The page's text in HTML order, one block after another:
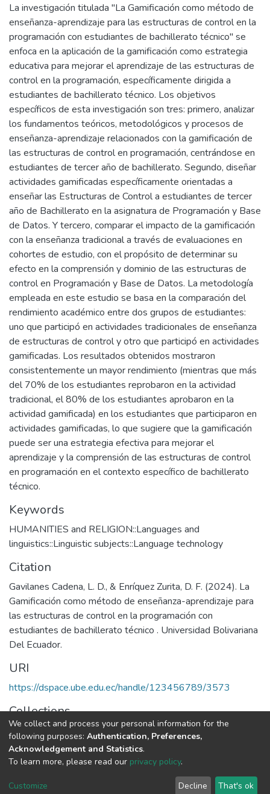
La investigación titulada "La Gamificación como método de
enseñanza-aprendizaje para las estructuras de control en la
programación con estudiantes de bachillerato técnico" se
enfoca en la aplicación de la gamificación como estrategia
educativa para mejorar el aprendizaje de las estructuras de
control en la programación, específicamente dirigida a
estudiantes de bachillerato técnico. Los objetivos
específicos de esta investigación son tres: primero, analizar
los fundamentos teóricos, metodológicos y procesos de
enseñanza-aprendizaje relacionados con la gamificación de
las estructuras de control en programación, centrándose en
estudiantes de tercer año de bachillerato. Segundo, diseñar
actividades gamificadas específicamente orientadas a
enseñar las Estructuras de Control a estudiantes de tercer
año de Bachillerato en la asignatura de Programación y Base
de Datos. Y tercero, comparar el impacto de la gamificación
con la enseñanza tradicional a través de evaluaciones en
cohortes de estudio, con el propósito de determinar su
efecto en la comprensión y dominio de las estructuras de
control en Programación y Base de Datos. La metodología
empleada en este estudio se basa en la comparación del
rendimiento académico entre dos grupos de estudiantes:
uno que participó en actividades tradicionales de enseñanza
de estructuras de control y otro que participó en actividades
gamificadas. Los resultados obtenidos mostraron
consistentemente un mayor rendimiento (mientras que más
del 70% de los estudiantes reprobaron en la actividad
tradicional, el 80% de los estudiantes aprobaron en la
actividad gamificada) en los estudiantes que participaron en
actividades gamificadas, lo que sugiere que la gamificación
puede ser una estrategia efectiva para mejorar el
aprendizaje y la comprensión de las estructuras de control
en programación en el contexto específico de bachillerato
técnico.
Keywords
HUMANITIES and RELIGION::Languages and
linguistics::Linguistic subjects::Language technology
Citation
Gavilanes Cadena, L. D., & Enríquez Zurita, D. F. (2024). La
Gamificación como método de enseñanza-aprendizaje para
las estructuras de control en la programación con
estudiantes de bachillerato técnico . Universidad Bolivariana
Del Ecuador.
URI
https://dspace.ube.edu.ec/handle/123456789/3573
Collections
Tesis
Full item page
We collect and process your personal information for the
following purposes: Authentication, Preferences,
Acknowledgement and Statistics.
To learn more, please read our privacy policy.
Customize Decline That's ok